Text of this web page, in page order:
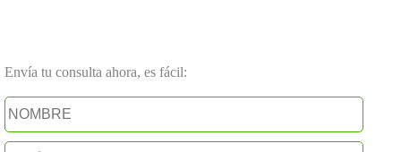
Envía tu consulta ahora, es fácil: